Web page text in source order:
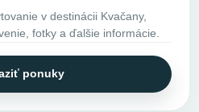
v destinácii Kvačany,
fotky a ďalšie informácie.
ponuky